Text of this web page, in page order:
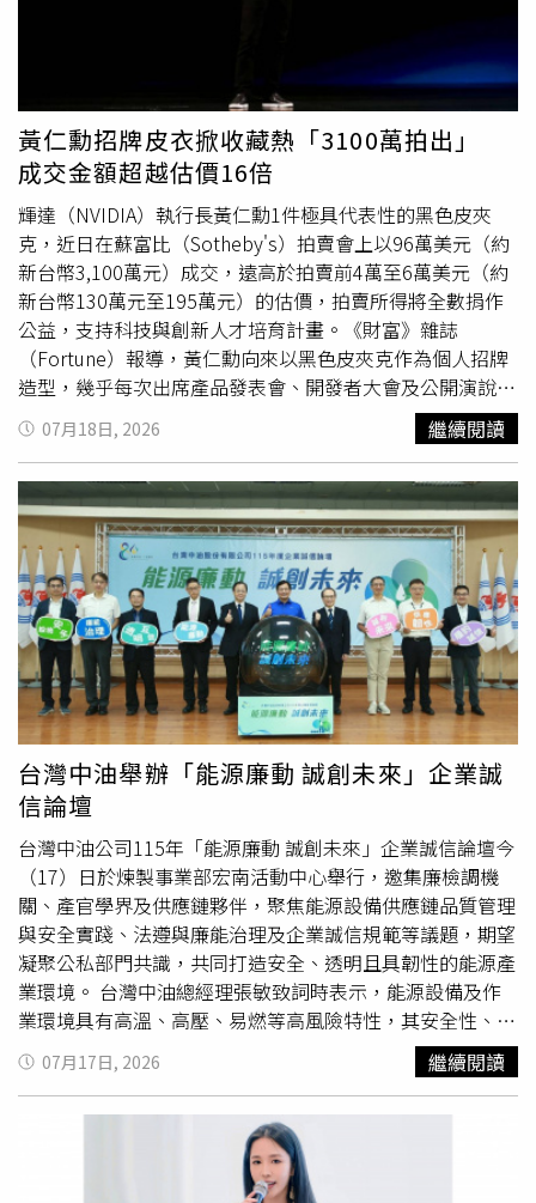
統馬英九頒授二等景星勳章，以表彰他長年在教育、文化、
出版及公共事務上的卓越貢獻。高希均始終相信，閱讀與觀
念足以改變人生及社會。他曾提出「閱讀能救一個人，觀念
可以改變一個國家」的理念，也留下「天下哪有白吃的午
餐」、「錯誤的決策比貪污更可怕」、「讀一流書、做一流
人、建一流社會」、「書櫃代替酒櫃」、「閱讀救自己」、
「溫暖的心、冷靜的腦」、「人做對，事就做對」、「戰爭
沒有贏家，和平沒有輸家」及「和平幸福」等廣為流傳的名
言，至今仍持續影響許多讀者與企業經營者。遠見．天下文
化表示，高希均完成奉獻的一生後安然遠行，全體同仁將持
續承襲他的精神與志業，延續推廣閱讀、傳播進步觀念及推
動文明社會的使命，讓他珍視的價值在不同世代間持續傳
承。至於治喪事宜，將遵照家屬意願及高希均生前遺願，一
切從簡，不設靈堂、不舉行公祭，並懇辭花籃、輓聯及奠
儀，希望各界以閱讀、思辨與實踐，紀念這位一生奉獻知識
與文化的出版先驅。高希均長年推動閱讀與知識傳播，留下
豐富著作與深遠思想資產。（圖／翻攝自臉書，天下文化
）
油事件卻已波及全台超過1380所學校，僅台北市就有超過
10萬名師生受影響，政府卻遲遲未向人民道歉，也未負起政
治責任。蔣萬安批評，政府花了三週才成立調查小組、21天
後才首次進場調查，真相尚未釐清就急著讓產品恢復上架，
質疑政府究竟是在保護業者利益，還是守護人民健康。他也
痛批，政府官員以「苯駢芘是天然物質」、「多喝水可以排
掉」、「吃雞排也會吃到」等說法企圖淡化事件，若真如
此，「為什麼還要訂安全標準？」蔣萬安強調，台中市政府
第一時間積極通報、回收及下架問題油品，新北市長侯友
宜、桃園市長張善政及基隆市長謝國樑等人，共同守住食安
防線；同時也感謝立法院長韓國瑜、國民黨立法院黨團及民
眾黨主席黃國昌等人跨黨派關注食安議題，呼籲政府盡速公
布真相、負起責任。
黃仁勳招牌皮衣掀收藏熱「3100萬拍出」
成交金額超越估價16倍
輝達（NVIDIA）執行長黃仁勳1件極具代表性的黑色皮夾
克，近日在蘇富比（Sotheby's）拍賣會上以96萬美元（約
新台幣3,100萬元）成交，遠高於拍賣前4萬至6萬美元（約
新台幣130萬元至195萬元）的估價，拍賣所得將全數捐作
公益，支持科技與創新人才培育計畫。《財富》雜誌
（Fortune）報導，黃仁勳向來以黑色皮夾克作為個人招牌
造型，幾乎每次出席產品發表會、開發者大會及公開演說都
以相同風格亮相，成為全球科技界最具辨識度的形象之一。
此次拍賣的皮夾克為精品品牌Tom Ford黑色皮衣，經專業
機構鑑定，確認為黃仁勳於2023年10月在台北鴻海科技日
活動中實際穿著的服裝，簽名也已完成真偽認證，因此吸引
收藏家熱烈競標。根據蘇富比表示，拍賣所得將捐贈給由舊
金山創投公司Long Journey Ventures發起的公益計畫，受
益單位為非營利組織Edge Institute。該組織致力於串聯科
技、科學、文化及社會等不同領域人才，透過短期共同生活
與跨域合作，推動創新研究及實驗計畫，近年更成為科技圈
興起的「快閃村落（Pop-up Village）」模式代表之一。此
次拍賣結果也凸顯黃仁勳個人品牌的市場影響力。事實上，
他曾在2016年參與網路論壇Reddit的「Ask Me
Anything（AMA）」活動時，自嘲自己是「那個穿著皮夾
克、喜歡把同1句話重複3次的人」。多年來，黑色皮夾克已
成為他的招牌形象，包括2021年登上《時代》雜誌年度風
雲人物封面時，也維持一貫穿著風格。外界普遍認為，黃仁
勳收藏不少高價皮夾克，其中多數來自Tom Ford，部分單
價超過1萬美元（約新台幣32.5萬元）。時尚專家也指出，
他近年公開亮相所穿著的皮夾克，多屬精品訂價等級，
2024年甚至曾穿著1件售價近9,000美元（約新台幣29萬
元）的蜥蜴壓紋皮夾克發表主題演講。不過，黃仁勳曾透
露，自己的穿搭並非出自個人設計。他在2024年接受媒體
訪問時笑稱，平時都是由妻子與女兒替他挑選服裝；他的發
言人也曾表示，黃仁勳穿著黑色皮夾克的習慣至少已有20年
歷史。除了個人形象鮮明，黃仁勳長年投入公益慈善。他與
妻子共同成立Jen-Hsun and Lori Huang Foundation，長期
捐助高等教育與人工智慧研究，包括向母校奧勒岡州立大學
捐贈5,000萬美元（約新台幣16.2億元）興建研究中心，也
07月18日, 2026 繼續閱讀
台灣中油舉辦「能源廉動 誠創未來」企業誠
信論壇
台灣中油公司115年「能源廉動 誠創未來」企業誠信論壇今
（17）日於煉製事業部宏南活動中心舉行，邀集廉檢調機
關、產官學界及供應鏈夥伴，聚焦能源設備供應鏈品質管理
與安全實踐、法遵與廉能治理及企業誠信規範等議題，期望
凝聚公私部門共識，共同打造安全、透明且具韌性的能源產
業環境。 台灣中油總經理張敏致詞時表示，能源設備及作
業環境具有高溫、高壓、易燃等高風險特性，其安全性、可
靠度及採購品質，攸關國家能源供應韌性及民眾生命財產安
全。台灣中油期盼藉由本次論壇與合作夥伴精進採購品質管
理、強化廉能治理及完善防弊機制，並提升內部設備查核能
力，從源頭把關，以確保關鍵能源設施安全。 台灣中油近
年持續辦理企業誠信論壇，積極發揮廉能治理的正面影響
力。此次論壇由經濟部、法務部廉政署、臺灣橋頭地方檢察
07月17日, 2026 繼續閱讀